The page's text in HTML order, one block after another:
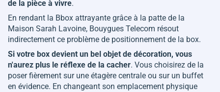
de la pièce à vivre.
En rendant la Bbox attrayante grâce à la patte de la
Maison Sarah Lavoine, Bouygues Telecom résout
indirectement ce problème de positionnement de la box.
Si votre box devient un bel objet de décoration, vous
n'aurez plus le réflexe de la cacher. Vous choisirez de la
poser fièrement sur une étagère centrale ou sur un buffet
en évidence. En changeant son emplacement physique